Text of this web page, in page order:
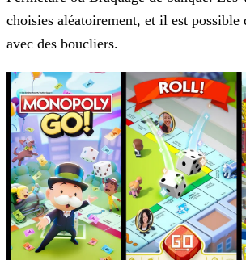
choisies aléatoirement, et il est possible
avec des boucliers.